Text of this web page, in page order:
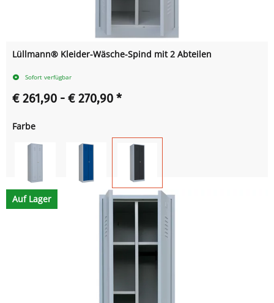
Lüllmann® Kleider-Wäsche-Spind mit 2 Abteilen
Sofort verfügbar
€ 261,90 - € 270,90 *
Farbe
Auf Lager